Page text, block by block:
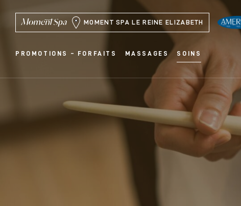
MOMENT SPA LE REINE ELIZABETH
PROMOTIONS – FORFAITS MASSAGES SOINS